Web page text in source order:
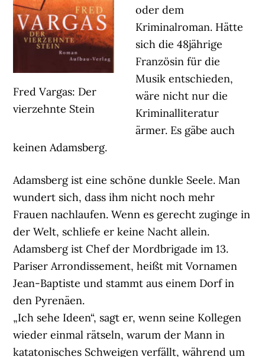
Fred Vargas: Der
vierzehnte Stein
oder dem
Kriminalroman. Hätte
sich die 48jährige
Französin für die
Musik entschieden,
wäre nicht nur die
Kriminalliteratur
ärmer. Es gäbe auch
keinen Adamsberg.
Adamsberg ist eine schöne dunkle Seele. Man
wundert sich, dass ihm nicht noch mehr
Frauen nachlaufen. Wenn es gerecht zuginge in
der Welt, schliefe er keine Nacht allein.
Adamsberg ist Chef der Mordbrigade im 13.
Pariser Arrondissement, heißt mit Vornamen
Jean-Baptiste und stammt aus einem Dorf in
den Pyrenäen.
„Ich sehe Ideen“, sagt er, wenn seine Kollegen
wieder einmal rätseln, warum der Mann in
katatonisches Schweigen verfällt, während um